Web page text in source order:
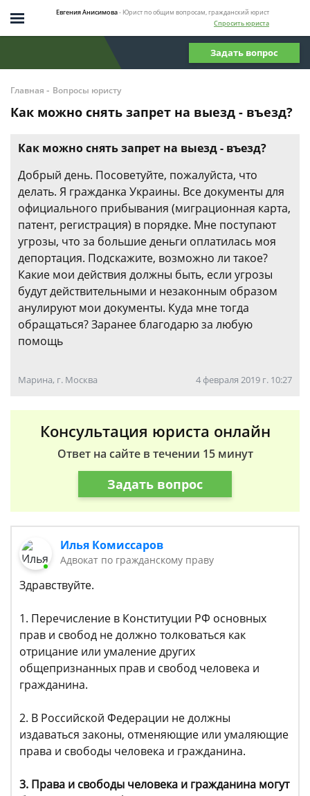
Евгения Анисимова- Юрист по общим вопросам, гражданский юрист
Спросить юриста
Задать вопрос
Главная - Вопросы юристу
Как можно снять запрет на выезд - въезд?
Как можно снять запрет на выезд - въезд?
Добрый день. Посоветуйте, пожалуйста, что
делать. Я гражданка Украины. Все документы для
официального прибывания (миграционная карта,
патент, регистрация) в порядке. Мне поступают
угрозы, что за большие деньги оплатилась моя
депортация. Подскажите, возможно ли такое?
Какие мои действия должны быть, если угрозы
будут действительными и незаконным образом
анулируют мои документы. Куда мне тогда
обращаться? Заранее благодарю за любую
помощь
Марина, г. Москва 4 февраля 2019 г. 10:27
Консультация юриста онлайн
Ответ на сайте в течении 15 минут
Задать вопрос
Илья Комиссаров
Адвокат по гражданскому праву
Здравствуйте.
1. Перечисление в Конституции РФ основных
прав и свобод не должно толковаться как
отрицание или умаление других
общепризнанных прав и свобод человека и
гражданина.
2. В Российской Федерации не должны
издаваться законы, отменяющие или умаляющие
права и свободы человека и гражданина.
3. Права и свободы человека и гражданина могут